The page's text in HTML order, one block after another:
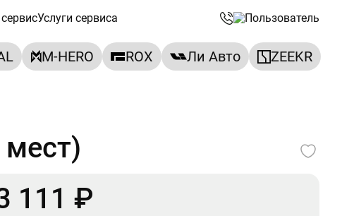
Услуги сервиса
M-HERO ROX Ли Авто ZEEKR
111 ₽